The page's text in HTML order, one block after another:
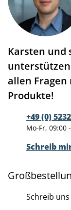
Karsten und
allen
Produkte!
+49 (0)
Mo-Fr, 09:00
Schreib
Schreib uns